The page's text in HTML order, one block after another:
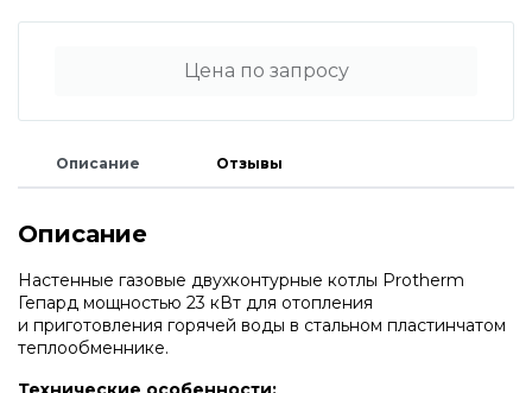
Терморегуляторы Protherm
Принадлежности Protherm
Готовые решения Protherm
Baxi
Запчасти Weishaupt
Запчасти для котлов Mizudo
Запчасти Elko
Цена по запросу
Описание Отзывы
Описание
Настенные газовые двухконтурные котлы Protherm
Гепард мощностью 23 кВт для отопления
и приготовления горячей воды в стальном пластинчатом
теплообменнике.